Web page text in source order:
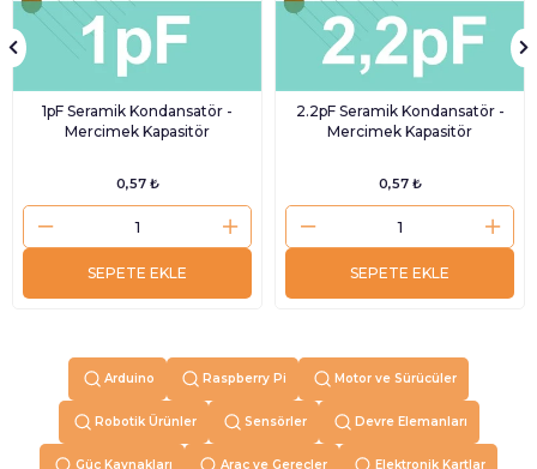
1pF Seramik Kondansatör -
Mercimek Kapasitör
0,57 ₺
SEPETE EKLE
2.2pF Seramik Kondansatör -
Mercimek Kapasitör
0,57 ₺
SEPETE EKLE
Arduino Raspberry Pi Motor ve Sürücüler
Robotik Ürünler Sensörler Devre Elemanları
Güç Kaynakları Araç ve Gereçler Elektronik Kartlar